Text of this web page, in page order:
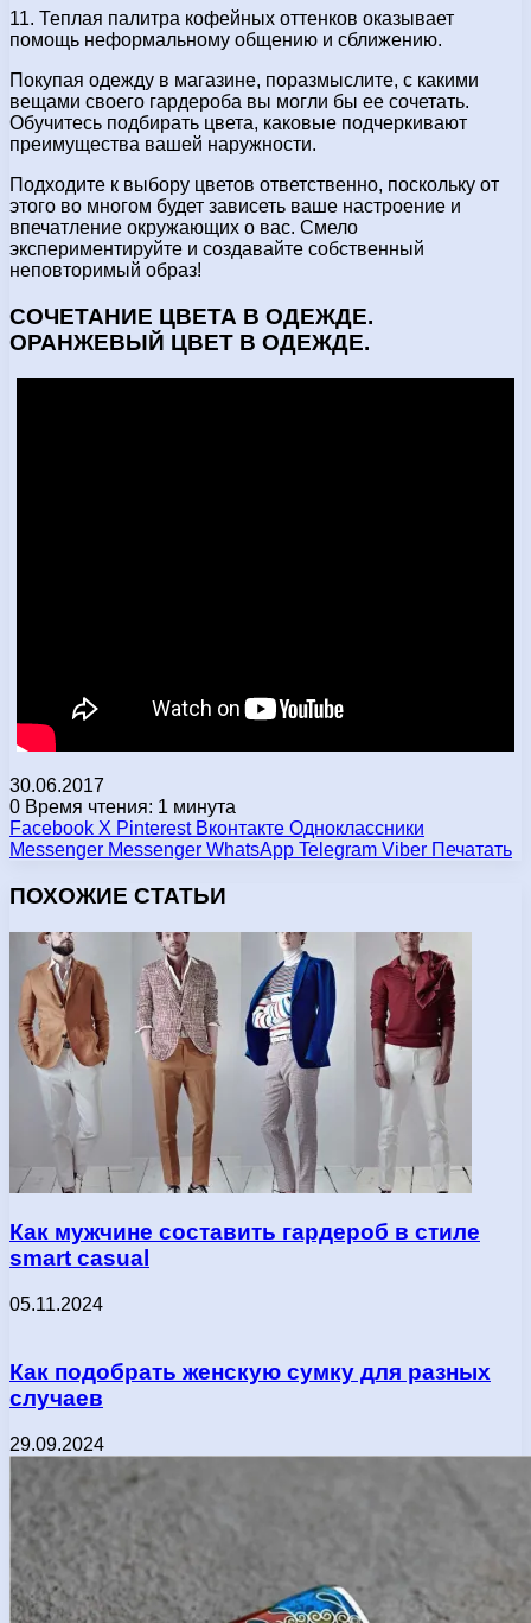
11. Теплая палитра кофейных оттенков оказывает
помощь неформальному общению и сближению.
Покупая одежду в магазине, поразмыслите, с какими
вещами своего гардероба вы могли бы ее сочетать.
Обучитесь подбирать цвета, каковые подчеркивают
преимущества вашей наружности.
Подходите к выбору цветов ответственно, поскольку от
этого во многом будет зависеть ваше настроение и
впечатление окружающих о вас. Смело
экспериментируйте и создавайте собственный
неповторимый образ!
СОЧЕТАНИЕ ЦВЕТА В ОДЕЖДЕ.
ОРАНЖЕВЫЙ ЦВЕТ В ОДЕЖДЕ.
30.06.2017
0 Время чтения: 1 минута
Facebook X Pinterest Вконтакте Одноклассники
Messenger Messenger WhatsApp Telegram Viber Печатать
ПОХОЖИЕ СТАТЬИ
Как мужчине составить гардероб в стиле
smart casual
05.11.2024
Как подобрать женскую сумку для разных
случаев
29.09.2024